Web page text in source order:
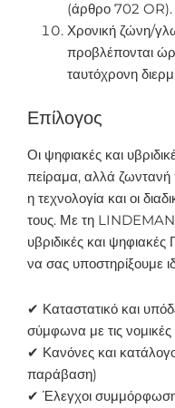
(άρθρο 702 OR).
Χρονική ζώνη/
προβλέπονται
ταυτόχρονη
Επίλογος
Οι ψηφιακές και
πείραμα, αλλά ζωντανή
η τεχνολογία και οι
τους. Με τη
υβριδικές και
να σας υποστηρίξουμε
✔ Καταστατικό και
σύμφωνα με τις νομικές
✔ Κανόνες και
παράβαση)
✔ Έλεγχοι